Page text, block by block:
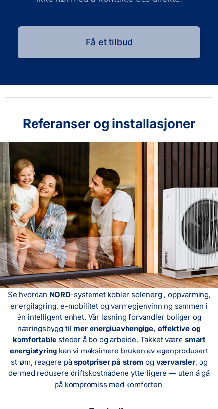
Få et tilbud
Referanser og installasjoner
Se hvordan NORD-systemet kobler solenergi, oppvarming,
energilagring, e-mobilitet og varmegjenvinning sammen i
én intelligent enhet. Vår løsning forvandler boliger og
næringsbygg til mer energiuavhengige, effektive og
komfortablesteder å bo og arbeide. Takket være smart
energistyring kan vi maksimere bruken av egenprodusert
strøm, reagere på spotpriser på strøm og værvarsler, og
dermed redusere driftskostnadene ytterligere — uten å gå
på kompromiss med komforten.